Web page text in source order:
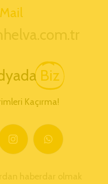
Biz
Kaçırma!
haberdar olmak